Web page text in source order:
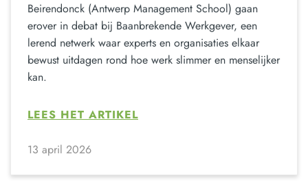
Beirendonck (Antwerp Management School) gaan
erover in debat bij Baanbrekende Werkgever, een
lerend netwerk waar experts en organisaties elkaar
bewust uitdagen rond hoe werk slimmer en menselijker
kan.
LEES HET ARTIKEL
13 april 2026